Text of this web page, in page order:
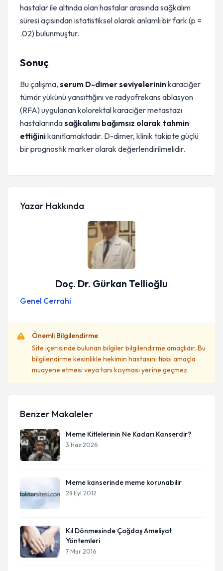
hastalar ile altında olan hastalar arasında sağkalım
süresi açısından istatistiksel olarak anlamlı bir fark (p =
.02) bulunmuştur.
Sonuç
Bu çalışma, serum D-dimer seviyelerininkaraciğer
tümör yükünü yansıttığını ve radyofrekans ablasyon
(RFA) uygulanan kolorektal karaciğer metastazı
hastalarındasağkalımı bağımsız olarak tahmin
ettiğinikanıtlamaktadır. D-dimer, klinik takipte güçlü
bir prognostik marker olarak değerlendirilmelidir.
Yazar Hakkında
Doç. Dr. Gürkan Tellioğlu
Genel Cerrahi
Önemli Bilgilendirme
Site içerisinde bulunan bilgiler bilgilendirme amaçlıdır. Bu
bilgilendirme kesinlikle hekimin hastasını tıbbi amaçla
muayene etmesi veya tanı koyması yerine geçmez.
Benzer Makaleler
Meme Kitlelerinin Ne Kadarı Kanserdir?
3 Haz 2026
Meme kanserinde meme korunabilir
28 Eyl 2012
Kıl Dönmesinde Çağdaş Ameliyat
Yöntemleri
7 Mar 2016